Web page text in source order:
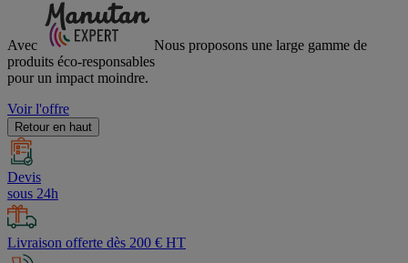
Avec
Nous proposons une large gamme de
produits éco-responsables
pour un impact moindre.
Voir l'offre
Retour en haut
Devis
sous 24h
Livraison offerte dès 200 € HT